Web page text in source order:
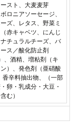
スト、大麦麦芽
ロニアソーセージ、
ズ、レタス、野菜ミ
赤キャベツ、にんじ
チュラルチーズ、バ
ス／酸化防止剤
、酒精、増粘剤（キ
）、発色剤（亜硝酸
香辛料抽出物、（一部
卵・乳成分・大豆・
む）